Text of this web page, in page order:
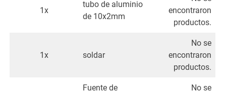
1x
tubo de aluminio
de 10x2mm
encontraron
productos.
1x soldar
No se
encontraron
productos.
Fuente de
No se